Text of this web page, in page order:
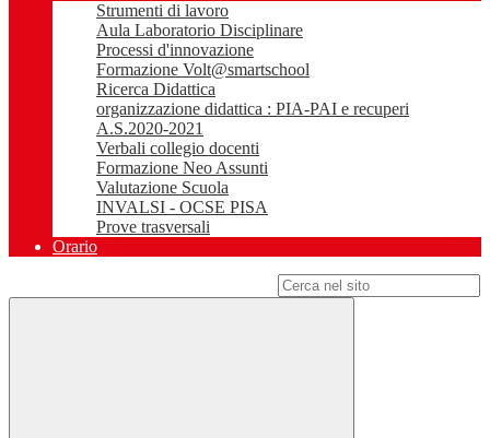
Strumenti di lavoro
Aula Laboratorio Disciplinare
Processi d'innovazione
Formazione Volt@smartschool
Ricerca Didattica
organizzazione didattica : PIA-PAI e recuperi
A.S.2020-2021
Verbali collegio docenti
Formazione Neo Assunti
Valutazione Scuola
INVALSI - OCSE PISA
Prove trasversali
Orario